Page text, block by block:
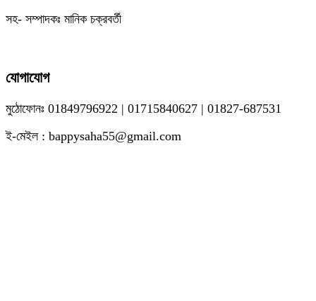
সহ- সম্পাদকঃ মানিক চক্রবর্তী
যোগাযোগ
মুঠোফোনঃ 01849796922 | 01715840627 | 01827-687531
ই-মেইল : bappysaha55@gmail.com